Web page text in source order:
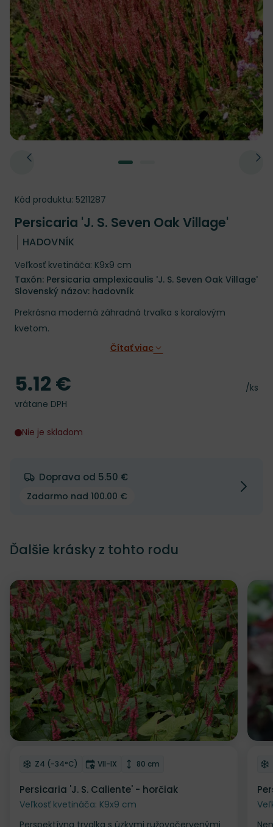
Kód produktu: 5211287
Persicaria 'J. S. Seven Oak Village'
HADOVNÍK
Veľkosť kvetináča: K9x9 cm
Taxón: Persicaria amplexicaulis 'J. S. Seven Oak Village'
Slovenský názov: hadovník
Prekrásna moderná záhradná trvalka s koralovým
kvetom.
Čítať viac
Cena
/ks
Cena
5.12 €
vrátane DPH
Nie je skladom
Doprava od 5.50 €
Zadarmo nad 100.00 €
Ďalšie krásky z tohto rodu
Odober do zoznamu želaní
Mrazuvzdornosť
Z4 (-34°C) Doba kvitnutia
VII-IX Výška rastliny
80 cm
Persicaria 'J. S. Caliente' - horčiak
Veľkosť kvetináča: K9x9 cm
Perspektívna trvalka s úzkymi ružovočervenými